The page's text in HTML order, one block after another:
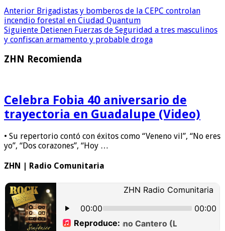
Anterior Brigadistas y bomberos de la CEPC controlan
incendio forestal en Ciudad Quantum
Siguiente Detienen Fuerzas de Seguridad a tres masculinos
y confiscan armamento y probable droga
ZHN Recomienda
Celebra Fobia 40 aniversario de
trayectoria en Guadalupe (Video)
• Su repertorio contó con éxitos como “Veneno vil”, “No eres
yo”, “Dos corazones”, “Hoy …
ZHN | Radio Comunitaria